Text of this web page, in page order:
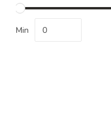
Min